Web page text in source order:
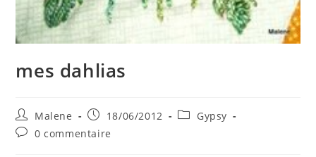
mes dahlias
Auteur/autrice
de
la
Malene
Publication
publiée :
18/06/2012
PostGypsy
Commentaires
0 commentaire